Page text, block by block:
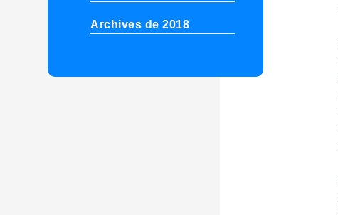
Archives de 2018